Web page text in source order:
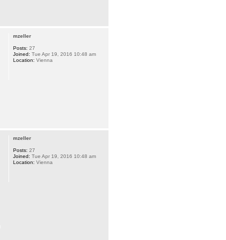
mzeller
Posts: 27
Joined: Tue Apr 19, 2016 10:48 am
Location: Vienna
mzeller
Posts: 27
Joined: Tue Apr 19, 2016 10:48 am
Location: Vienna